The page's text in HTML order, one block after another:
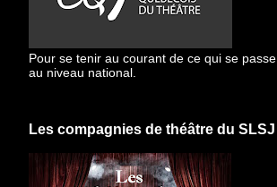
Pour se tenir au courant de ce qui se passe
au niveau national.
Les compagnies de théâtre du SLSJ